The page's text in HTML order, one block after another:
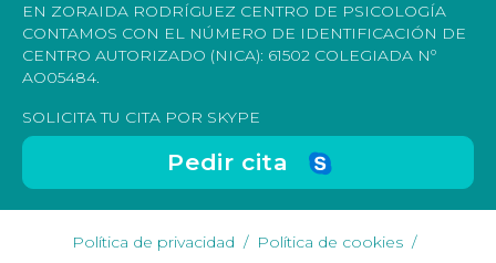
EN ZORAIDA RODRÍGUEZ CENTRO DE PSICOLOGÍA
CONTAMOS CON EL NÚMERO DE IDENTIFICACIÓN DE
CENTRO AUTORIZADO (NICA): 61502 COLEGIADA Nº
AO05484.
SOLICITA TU CITA POR SKYPE
Pedir cita
Política de privacidad Política de cookies